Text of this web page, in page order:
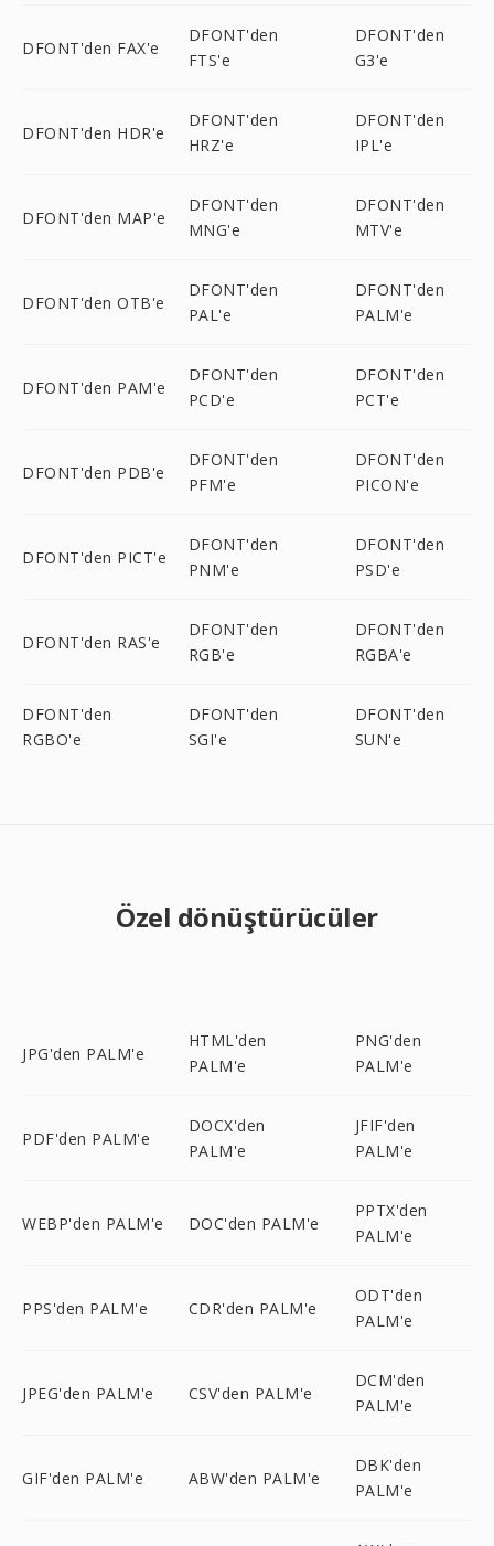
DFONT'den FAX'e
DFONT'den
FTS'e
DFONT'den
G3'e
DFONT'den HDR'e
DFONT'den
HRZ'e
DFONT'den
IPL'e
DFONT'den MAP'e
DFONT'den
MNG'e
DFONT'den
MTV'e
DFONT'den OTB'e
DFONT'den
PAL'e
DFONT'den
PALM'e
DFONT'den PAM'e
DFONT'den
PCD'e
DFONT'den
PCT'e
DFONT'den PDB'e
DFONT'den
PFM'e
DFONT'den
PICON'e
DFONT'den PICT'e
DFONT'den
PNM'e
DFONT'den
PSD'e
DFONT'den RAS'e
DFONT'den
RGB'e
DFONT'den
RGBA'e
DFONT'den
RGBO'e
DFONT'den
SGI'e
DFONT'den
SUN'e
Özel dönüştürücüler
JPG'den PALM'e
HTML'den
PALM'e
PNG'den
PALM'e
PDF'den PALM'e
DOCX'den
PALM'e
JFIF'den
PALM'e
WEBP'den PALM'e DOC'den PALM'e
PPTX'den
PALM'e
PPS'den PALM'e CDR'den PALM'e
ODT'den
PALM'e
JPEG'den PALM'e CSV'den PALM'e
DCM'den
PALM'e
GIF'den PALM'e ABW'den PALM'e
DBK'den
PALM'e